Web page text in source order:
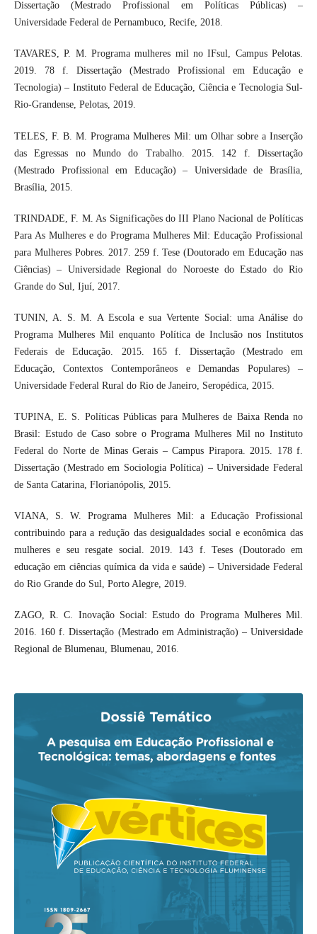
Dissertação (Mestrado Profissional em Políticas Públicas) –
Universidade Federal de Pernambuco, Recife, 2018.
TAVARES, P. M. Programa mulheres mil no IFsul, Campus Pelotas.
2019. 78 f. Dissertação (Mestrado Profissional em Educação e
Tecnologia) – Instituto Federal de Educação, Ciência e Tecnologia Sul-
Rio-Grandense, Pelotas, 2019.
TELES, F. B. M. Programa Mulheres Mil: um Olhar sobre a Inserção
das Egressas no Mundo do Trabalho. 2015. 142 f. Dissertação
(Mestrado Profissional em Educação) – Universidade de Brasília,
Brasília, 2015.
TRINDADE, F. M. As Significações do III Plano Nacional de Políticas
Para As Mulheres e do Programa Mulheres Mil: Educação Profissional
para Mulheres Pobres. 2017. 259 f. Tese (Doutorado em Educação nas
Ciências) – Universidade Regional do Noroeste do Estado do Rio
Grande do Sul, Ijuí, 2017.
TUNIN, A. S. M. A Escola e sua Vertente Social: uma Análise do
Programa Mulheres Mil enquanto Política de Inclusão nos Institutos
Federais de Educação. 2015. 165 f. Dissertação (Mestrado em
Educação, Contextos Contemporâneos e Demandas Populares) –
Universidade Federal Rural do Rio de Janeiro, Seropédica, 2015.
TUPINA, E. S. Políticas Públicas para Mulheres de Baixa Renda no
Brasil: Estudo de Caso sobre o Programa Mulheres Mil no Instituto
Federal do Norte de Minas Gerais – Campus Pirapora. 2015. 178 f.
Dissertação (Mestrado em Sociologia Política) – Universidade Federal
de Santa Catarina, Florianópolis, 2015.
VIANA, S. W. Programa Mulheres Mil: a Educação Profissional
contribuindo para a redução das desigualdades social e econômica das
mulheres e seu resgate social. 2019. 143 f. Teses (Doutorado em
educação em ciências química da vida e saúde) – Universidade Federal
do Rio Grande do Sul, Porto Alegre, 2019.
ZAGO, R. C. Inovação Social: Estudo do Programa Mulheres Mil.
2016. 160 f. Dissertação (Mestrado em Administração) – Universidade
Regional de Blumenau, Blumenau, 2016.